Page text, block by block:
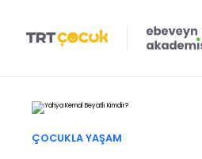
ÇOCUKLA YAŞAM